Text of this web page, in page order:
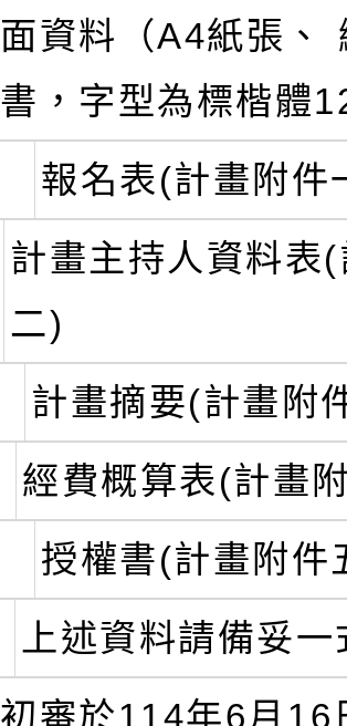
面資料（A4紙張、
書，字型為標楷體
報名表(計畫附件
計畫主持人資料表
二)
計畫摘要(計畫附
經費概算表(計畫
授權書(計畫附件
上述資料請備妥
初審於114年6月16